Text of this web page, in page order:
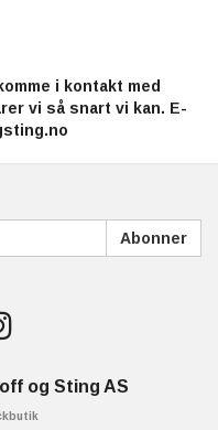
i kontakt med
vi så snart vi kan. E-
Abonner
og Sting AS